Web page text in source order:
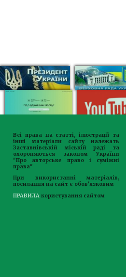
Всі права на статті, ілюстрації та
інші матеріали сайту належать
Заставнівській міській раді та
охороняються законом України
"Про авторське право і суміжні
права"
При використанні матеріалів,
посилання на сайт є обов'язковим
ПРАВИЛА користування сайтом